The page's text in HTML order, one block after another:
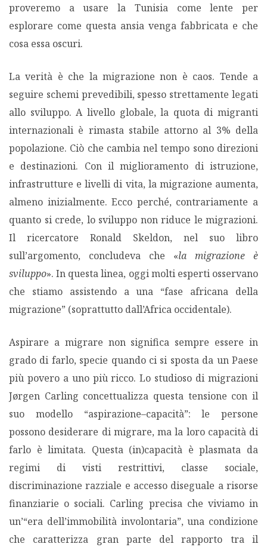
AUTORI
proveremo a usare la Tunisia come lente per
esplorare come questa ansia venga fabbricata e che
cosa essa oscuri.
La verità è che la migrazione non è caos. Tende a
seguire schemi prevedibili, spesso strettamente legati
allo sviluppo. A livello globale, la quota di migranti
internazionali è rimasta stabile attorno al 3% della
popolazione. Ciò che cambia nel tempo sono direzioni
e destinazioni. Con il miglioramento di istruzione,
infrastrutture e livelli di vita, la migrazione aumenta,
almeno inizialmente. Ecco perché, contrariamente a
quanto si crede, lo sviluppo non riduce le migrazioni.
Il ricercatore Ronald Skeldon, nel suo libro
sull’argomento, concludeva che «la migrazione è
sviluppo». In questa linea, oggi molti esperti osservano
che stiamo assistendo a una “fase africana della
migrazione” (soprattutto dall’Africa occidentale).
Aspirare a migrare non significa sempre essere in
grado di farlo, specie quando ci si sposta da un Paese
più povero a uno più ricco. Lo studioso di migrazioni
Jørgen Carling concettualizza questa tensione con il
suo modello “aspirazione–capacità”: le persone
possono desiderare di migrare, ma la loro capacità di
farlo è limitata. Questa (in)capacità è plasmata da
regimi di visti restrittivi, classe sociale,
discriminazione razziale e accesso diseguale a risorse
finanziarie o sociali. Carling precisa che viviamo in
un’“era dell’immobilità involontaria”, una condizione
che caratterizza gran parte del rapporto tra il